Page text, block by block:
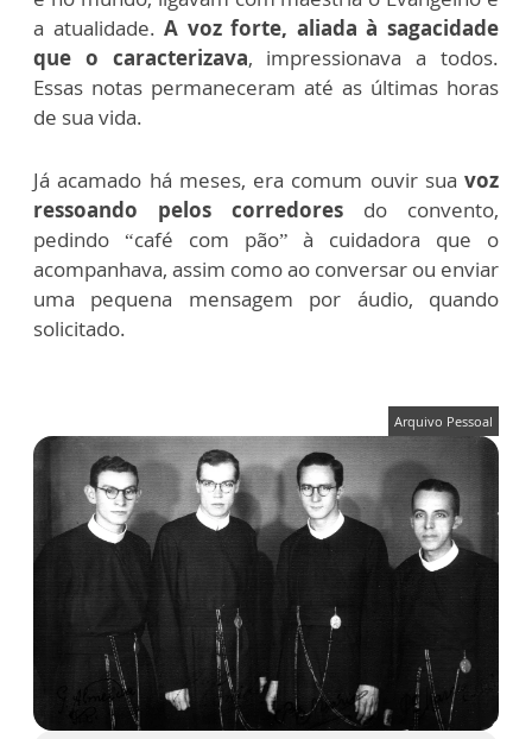
a atualidade.A voz forte, aliada à sagacidade
que o caracterizava, impressionava a todos.
Essas notas permaneceram até as últimas horas
de sua vida.
Já acamado há meses, era comum ouvir sua voz
ressoando pelos corredores do convento,
pedindo “café com pão” à cuidadora que o
acompanhava, assim como ao conversar ou enviar
uma pequena mensagem por áudio, quando
solicitado.
Arquivo Pessoal